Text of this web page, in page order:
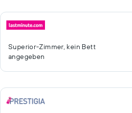
Superior-Zimmer, kein Bett
angegeben